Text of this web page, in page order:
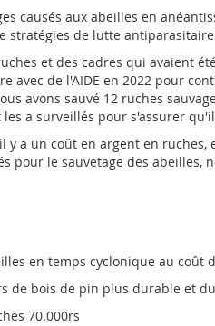
causés aux abeilles en
stratégies de lutte
et des cadres qui avaient
avec de l'AIDE en 2022 pour
avons sauvé 12 ruches
a surveillés pour s'assurer
a un coût en argent en ruches,
pour le sauvetage des abeilles,
en temps cyclonique au coût
de bois de pin plus durable et
70.000rs